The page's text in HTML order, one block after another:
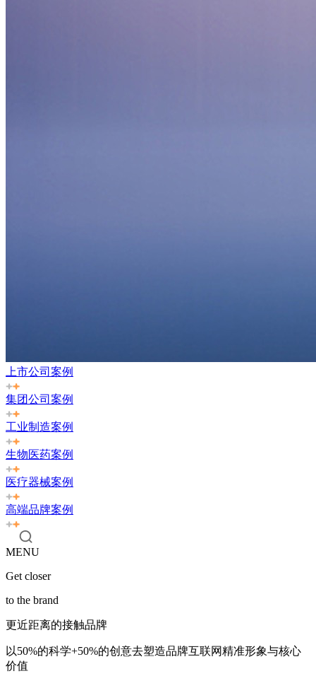
上市公司案例
集团公司案例
工业制造案例
生物医药案例
医疗器械案例
高端品牌案例
MENU
Get closer
to the brand
更近距离的接触品牌
以50%的科学+50%的创意去塑造品牌互联网精准形象与核心
价值